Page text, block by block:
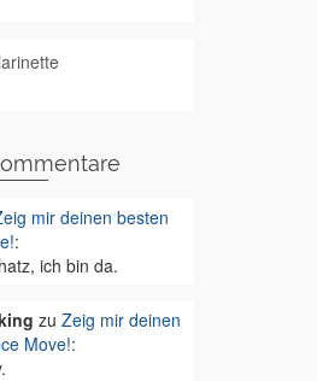
mir deinen besten
:
ich bin da.
zu Zeig mir deinen
Move!: